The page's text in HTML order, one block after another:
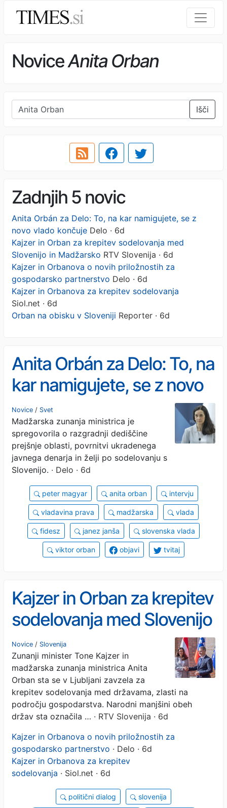
NoviceAnita Orban
Išči
Zadnjih 5 novic
Anita Orbán za Delo: To, na kar namigujete, se z
novo vlado končuje Delo · 6d
Kajzer in Orban za krepitev sodelovanja med
Slovenijo in Madžarsko RTV Slovenija · 6d
Kajzer in Orbanova o novih priložnostih za
gospodarsko partnerstvo Delo · 6d
Kajzer in Orbanova za krepitev sodelovanja
Siol.net · 6d
Orban na obisku v Sloveniji Reporter · 6d
Anita Orbán za Delo: To, na
kar namigujete, se z novo
vlado končuje
Novice / Svet
Madžarska zunanja ministrica je
spregovorila o razgradnji dediščine
prejšnje oblasti, povrnitvi ukradenega
javnega denarja in želji po sodelovanju s
Slovenijo. · Delo · 6d
peter magyar anita orban intervju
vladavina prava madžarska vlada
fidesz janez janša slovenska vlada
viktor orban objavi tvitaj
Kajzer in Orban za krepitev
sodelovanja med Slovenijo
in Madžarsko
Novice / Slovenija
Zunanji minister Tone Kajzer in
madžarska zunanja ministrica Anita
Orban sta se v Ljubljani zavzela za
krepitev sodelovanja med državama, zlasti na
področju gospodarstva. Narodni manjšini obeh
držav sta označila … · RTV Slovenija · 6d
Kajzer in Orbanova o novih priložnostih za
gospodarsko partnerstvo · Delo · 6d
Kajzer in Orbanova za krepitev
sodelovanja · Siol.net · 6d
politični dialog slovenija